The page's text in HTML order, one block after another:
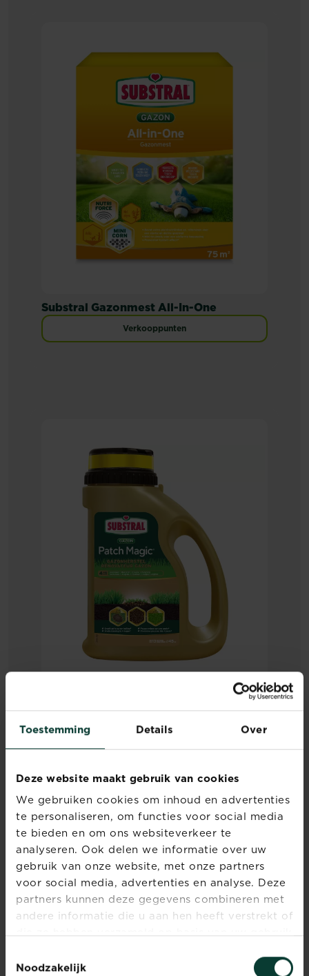
Toestemming Details Over
Deze website maakt gebruik van cookies
We gebruiken cookies om inhoud en advertenties
te personaliseren, om functies voor social media
te bieden en om ons websiteverkeer te
analyseren. Ook delen we informatie over uw
gebruik van onze website, met onze partners
voor social media, advertenties en analyse. Deze
partners kunnen deze gegevens combineren met
andere informatie die u aan hen heeft verstrekt of
die ze hebben verzameld op basis van uw gebruik
Noodzakelijk
Substral Gazonmest All-In-One
Verkooppunten
Herstelgazon 4-
zonder groene vingers?